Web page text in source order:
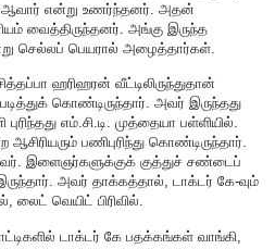
ஆவார் என்று உணர்ந்தனர். அதன்
வைத்திருந்தனர். அங்கு இருந்த
செல்லப் பெயரால் அழைத்தார்கள்.
ஹரிஹரன் வீட்டிலிருந்துதான்
கொண்டிருந்தார். அவர் இருந்தது
எம்.சி.டி. முத்தையா பள்ளியில்.
பணிபுரிந்து கொண்டிருந்தார்.
இளைஞர்களுக்குக் குத்துச் சண்டைப்
அவர் தாக்கத்தால், டாக்டர் கே-வும்
வெயிட் பிரிவில்.
டாக்டர் கே பதக்கங்கள் வாங்கி,